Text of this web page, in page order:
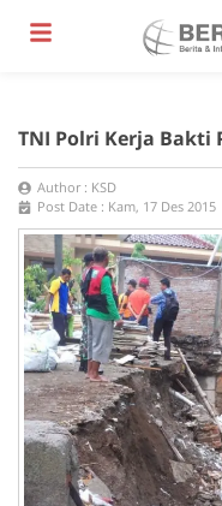
TNI Polri Kerja Bakti
Author : KSD
Post Date : Kam, 17 Des 2015